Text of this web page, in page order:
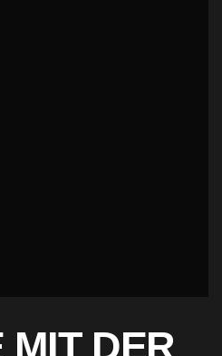
MIT DER